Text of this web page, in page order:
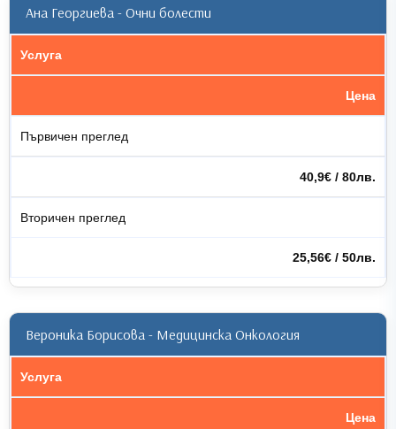
Ана Георгиева - Очни болести
Услуга
Цена
Първичен преглед
40,9€ / 80лв.
Вторичен преглед
25,56€ / 50лв.
Вероника Борисова - Медицинска Онкология
Услуга
Цена